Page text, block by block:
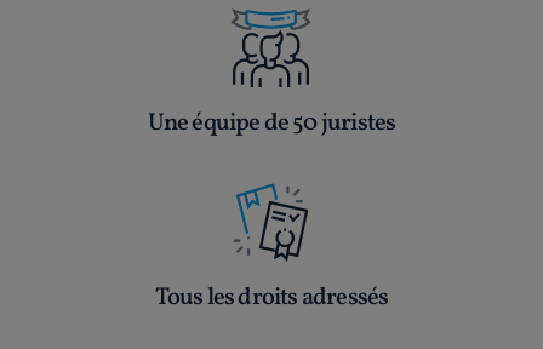
Une équipe de 50 juristes
Tous les droits adressés